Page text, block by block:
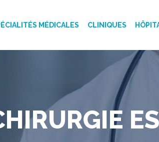
MÉDICALES CLINIQUES